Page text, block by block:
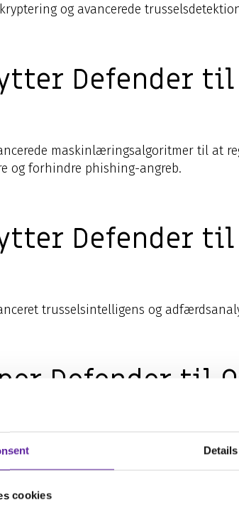
Details
cookies
og avancerede
Defender
maskinlæringsalgoritmer til at
og forhindre phishing-angreb.
Defender
trusselsintelligens og
Defender til
e-mailsikkerhed ved at levere
Det giver også e-mail-kryptering for at